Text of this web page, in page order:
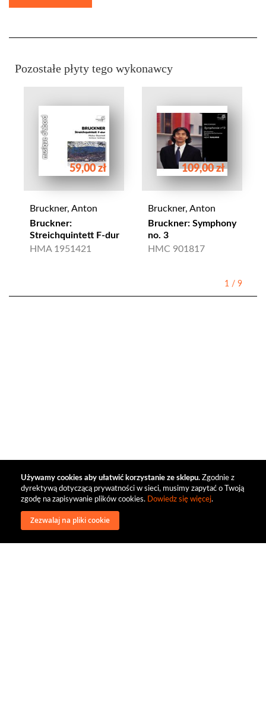
Używamy cookies aby ułatwić korzystanie ze sklepu. Zgodnie z
dyrektywą dotyczącą prywatności w sieci, musimy zapytać o Twoją
zgodę na zapisywanie plików cookies. Dowiedz się więcej.
Zezwalaj na pliki cookie
Pozostałe płyty tego wykonawcy
59,00 zł
Bruckner, Anton
Bruckner:
Streichquintett F-dur
HMA 1951421
109,00 zł
Bruckner, Anton
Bruckner: Symphony
no. 3
HMC 901817
1 / 9